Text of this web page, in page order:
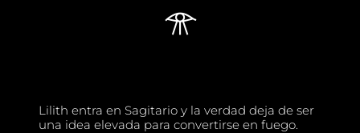
𓁿
Lilith entra en Sagitario y la verdad deja de ser
una idea elevada para convertirse en fuego.